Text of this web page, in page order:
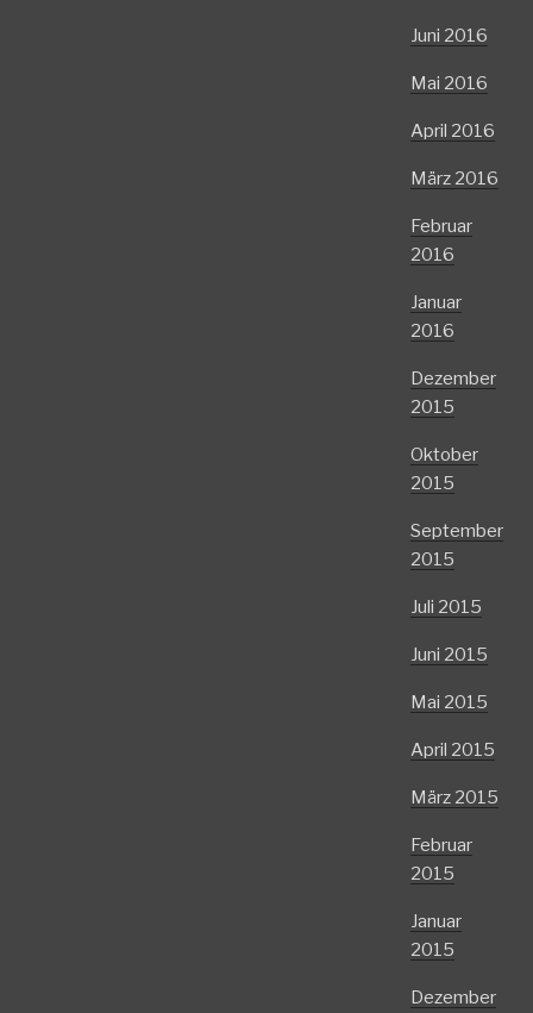
Juni 2016
Mai 2016
April 2016
März 2016
Februar
2016
Januar
2016
Dezember
2015
Oktober
2015
September
2015
Juli 2015
Juni 2015
Mai 2015
April 2015
März 2015
Februar
2015
Januar
2015
Dezember